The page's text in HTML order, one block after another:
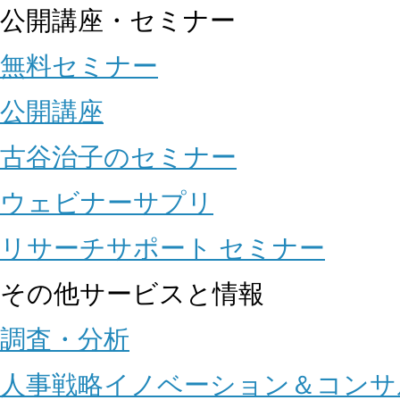
公開講座・セミナー
無料セミナー
公開講座
古谷治子のセミナー
ウェビナーサプリ
リサーチサポート セミナー
その他サービスと情報
調査・分析
人事戦略イノベーション＆コン